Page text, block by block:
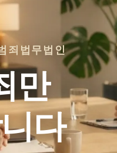
죄법무법인
만
다
행) · 2심
으로 유죄 판단을 다시
고 항소이유서와 기일
.
론이 달라질 수